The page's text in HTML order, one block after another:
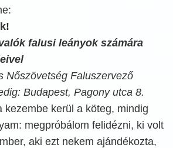
falusi leányok számára
Nőszövetség Faluszervező
Budapest, Pagony utca 8.
kezembe kerül a köteg, mindig
megpróbálom felidézni, ki volt
aki ezt nekem ajándékozta,